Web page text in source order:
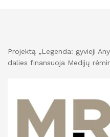
Projektą „Legenda: gyvieji
dalies finansuoja Medijų